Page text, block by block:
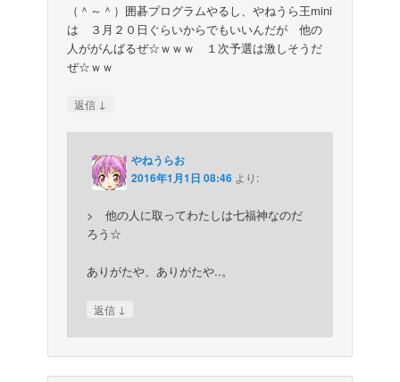
（＾～＾）囲碁プログラムやるし、やねうら王mini
は ３月２０日ぐらいからでもいいんだが 他の
人ががんばるぜ☆ｗｗｗ １次予選は激しそうだ
ぜ☆ｗｗ
返信 ↓
やねうらお
2016年1月1日 08:46 より:
> 他の人に取ってわたしは七福神なのだ
ろう☆
ありがたや、ありがたや..。
返信 ↓